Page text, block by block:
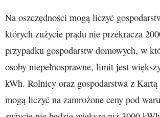
Na oszczędności mogą liczyć
których zużycie prądu nie przekracza
przypadku gospodarstw domowych, w
osoby niepełnosprawne, limit jest
kWh. Rolnicy oraz gospodarstwa z
mogą liczyć na zamrożone ceny pod